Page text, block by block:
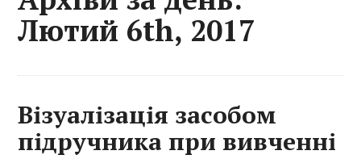
Лютий 6th, 2017
Візуалізація засобом
підручника при вивченні